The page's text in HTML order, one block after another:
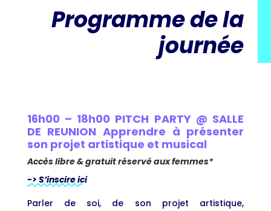
Programme de la
journée
16h00 – 18h00 PITCH PARTY @ SALLE
DE REUNION Apprendre à présenter
son projet artistique et musical
Accès libre & gratuit réservé aux femmes*
-> S’inscire ici
Parler de soi, de son projet artistique,